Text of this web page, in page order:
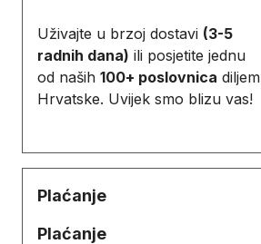
Uživajte u brzoj dostavi (3-5
radnih dana) ili posjetite jednu
od naših 100+ poslovnica diljem
Hrvatske. Uvijek smo blizu vas!
Plaćanje
Plaćanje